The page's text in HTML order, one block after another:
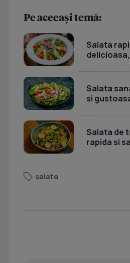
Pe aceeași temă:
Salata
Salata
si
Salata de
rapida si
salate